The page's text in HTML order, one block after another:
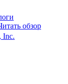
обзор
Inc.